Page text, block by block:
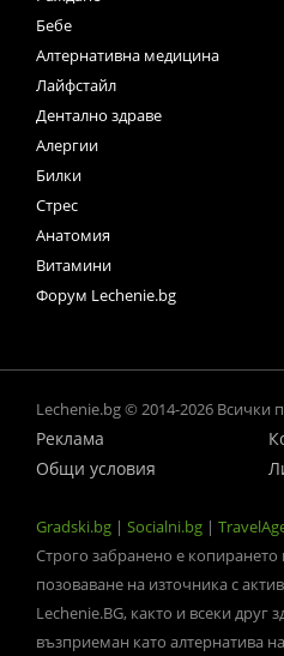
Бебе
Алтернативна медицина
Лайфстайл
Дентално здраве
Алергии
Билки
Стрес
Анатомия
Витамини
Форум Lechenie.bg
Lechenie.bg © 2014-2026 Всички
Реклама
Общи условия
Gradski.bg | Socialni.bg |
Строго забранено е копирането
позоваване на източника с
Lechenie.BG, както и всеки друг
възприеман като алтернатива